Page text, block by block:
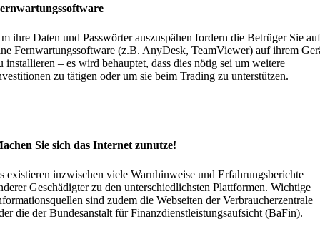
ihre Daten und Passwörter auszuspähen fordern die Betrüger Sie
Fernwartungssoftware (z.B. AnyDesk, TeamViewer) auf ihrem
installieren – es wird behauptet, dass dies nötig sei um weitere
zu tätigen oder um sie beim Trading zu unterstützen.
Sie sich das Internet zunutze!
existieren inzwischen viele Warnhinweise und Erfahrungsberichte
Geschädigter zu den unterschiedlichsten Plattformen. Wichtige
sind zudem die Webseiten der Verbraucherzentrale
die der Bundesanstalt für Finanzdienstleistungsaufsicht (BaFin).